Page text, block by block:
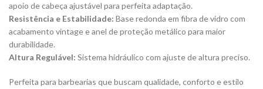
apoio de cabeça ajustável para perfeita adaptação.
Resistência e Estabilidade: Base redonda em fibra de vidro com
acabamento vintage e anel de proteção metálico para maior
durabilidade.
Altura Regulável: Sistema hidráulico com ajuste de altura preciso.
Perfeita para barbearias que buscam qualidade, conforto e estilo